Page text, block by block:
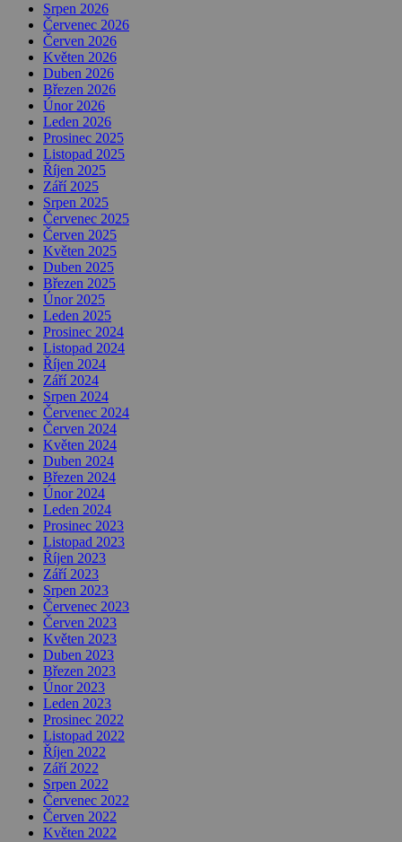
Srpen 2026
Červenec 2026
Červen 2026
Květen 2026
Duben 2026
Březen 2026
Únor 2026
Leden 2026
Prosinec 2025
Listopad 2025
Říjen 2025
Září 2025
Srpen 2025
Červenec 2025
Červen 2025
Květen 2025
Duben 2025
Březen 2025
Únor 2025
Leden 2025
Prosinec 2024
Listopad 2024
Říjen 2024
Září 2024
Srpen 2024
Červenec 2024
Červen 2024
Květen 2024
Duben 2024
Březen 2024
Únor 2024
Leden 2024
Prosinec 2023
Listopad 2023
Říjen 2023
Září 2023
Srpen 2023
Červenec 2023
Červen 2023
Květen 2023
Duben 2023
Březen 2023
Únor 2023
Leden 2023
Prosinec 2022
Listopad 2022
Říjen 2022
Září 2022
Srpen 2022
Červenec 2022
Červen 2022
Květen 2022